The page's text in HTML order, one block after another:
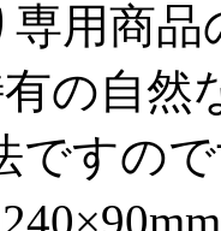
用商
の自然
ですの